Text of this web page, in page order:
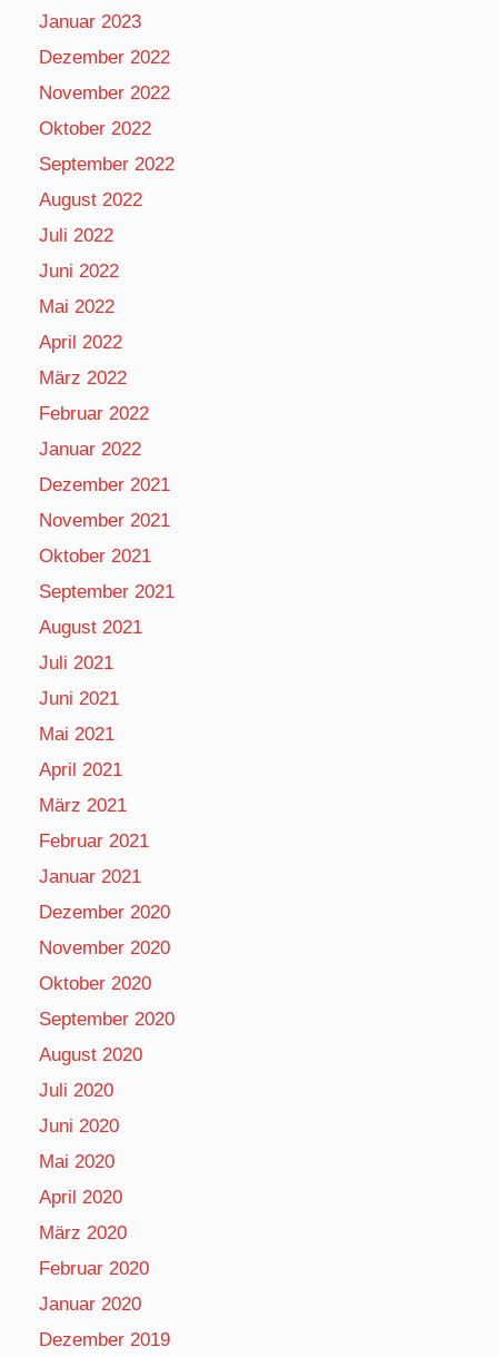
Januar 2023
Dezember 2022
November 2022
Oktober 2022
September 2022
August 2022
Juli 2022
Juni 2022
Mai 2022
April 2022
März 2022
Februar 2022
Januar 2022
Dezember 2021
November 2021
Oktober 2021
September 2021
August 2021
Juli 2021
Juni 2021
Mai 2021
April 2021
März 2021
Februar 2021
Januar 2021
Dezember 2020
November 2020
Oktober 2020
September 2020
August 2020
Juli 2020
Juni 2020
Mai 2020
April 2020
März 2020
Februar 2020
Januar 2020
Dezember 2019